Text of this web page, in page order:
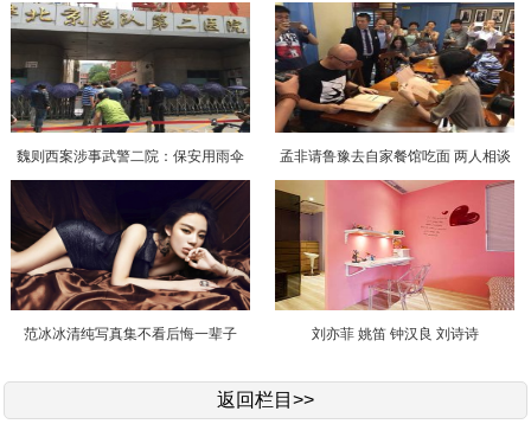
魏则西案涉事武警二院：保安用雨伞
挡大门
孟非请鲁豫去自家餐馆吃面 两人相谈
甚欢
范冰冰清纯写真集不看后悔一辈子 刘亦菲 姚笛 钟汉良 刘诗诗
返回栏目>>